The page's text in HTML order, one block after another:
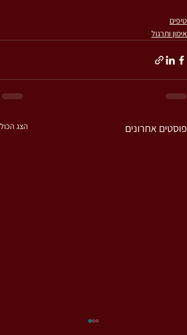
טיפים
אימון ותרגול
פוסטים אחרונים הצג הכול